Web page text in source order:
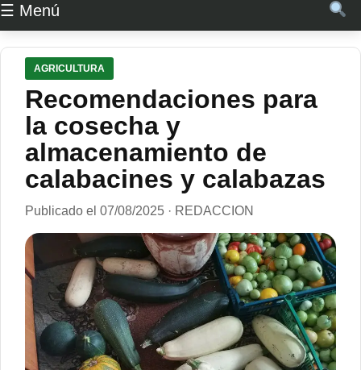
☰ Menú
AGRICULTURA
Recomendaciones para
la cosecha y
almacenamiento de
calabacines y calabazas
Publicado el 07/08/2025 · REDACCION